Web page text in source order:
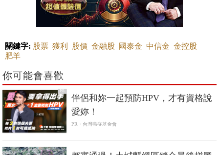
關鍵字: 股票 獲利 股價 金融股 國泰金 中信金 金控股
肥羊
你可能會喜歡
PR
伴侶和妳一起預防HPV，才有資格說
愛妳！
PR・台灣癌症基金會